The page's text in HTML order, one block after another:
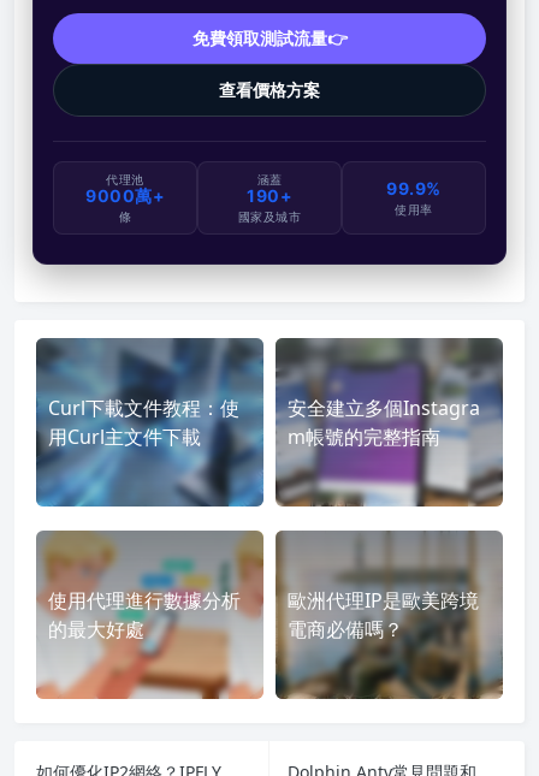
免費領取測試流量👉
查看價格方案
代理池
9000萬+
條
涵蓋
190+
國家及城市
99.9%
使用率
Curl下載文件教程：使
用Curl主文件下載
安全建立多個Instagra
m帳號的完整指南
使用代理進行數據分析
的最大好處
歐洲代理IP是歐美跨境
電商必備嗎？